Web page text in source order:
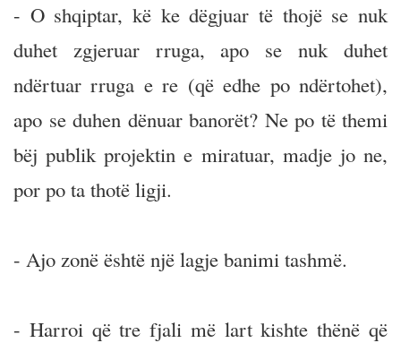
- O shqiptar, kë ke dëgjuar të thojë se nuk
duhet zgjeruar rruga, apo se nuk duhet
ndërtuar rruga e re (që edhe po ndërtohet),
apo se duhen dënuar banorët? Ne po të themi
bëj publik projektin e miratuar, madje jo ne,
por po ta thotë ligji.
- Ajo zonë është një lagje banimi tashmë.
- Harroi që tre fjali më lart kishte thënë që